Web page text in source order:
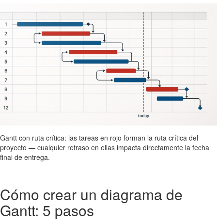
Gantt con ruta crítica: las tareas en rojo forman la ruta crítica del
proyecto — cualquier retraso en ellas impacta directamente la fecha
final de entrega.
Cómo crear un diagrama de
Gantt: 5 pasos